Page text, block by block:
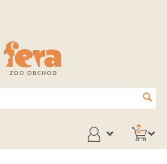
ZOO OBCHOD
0